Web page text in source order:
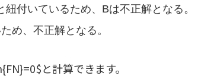
付いているため、Bは不正解となる。
め、不正解となる。
と計算できます。